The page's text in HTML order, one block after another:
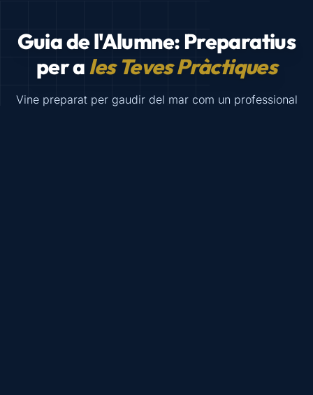
Guia de l'Alumne: Preparatius
per ales Teves Pràctiques
Vine preparat per gaudir del mar com un professional